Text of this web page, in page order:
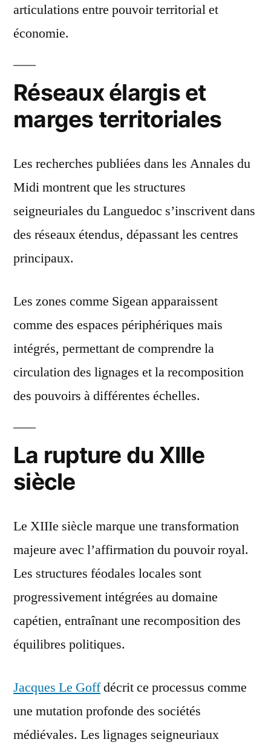
articulations entre pouvoir territorial et
économie.
Réseaux élargis et
marges territoriales
Les recherches publiées dans les Annales du
Midi montrent que les structures
seigneuriales du Languedoc s’inscrivent dans
des réseaux étendus, dépassant les centres
principaux.
Les zones comme Sigean apparaissent
comme des espaces périphériques mais
intégrés, permettant de comprendre la
circulation des lignages et la recomposition
des pouvoirs à différentes échelles.
La rupture du XIIIe
siècle
Le XIIIe siècle marque une transformation
majeure avec l’affirmation du pouvoir royal.
Les structures féodales locales sont
progressivement intégrées au domaine
capétien, entraînant une recomposition des
équilibres politiques.
Jacques Le Goffdécrit ce processus comme
une mutation profonde des sociétés
médiévales. Les lignages seigneuriaux